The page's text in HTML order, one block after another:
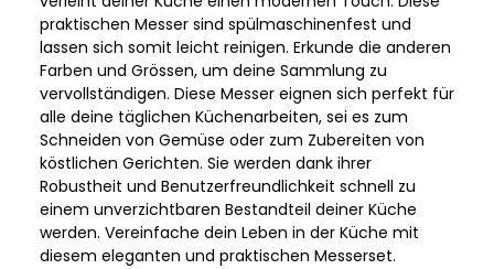
praktischen Messer sind spülmaschinenfest und
lassen sich somit leicht reinigen. Erkunde die anderen
Farben und Grössen, um deine Sammlung zu
vervollständigen. Diese Messer eignen sich perfekt für
alle deine täglichen Küchenarbeiten, sei es zum
Schneiden von Gemüse oder zum Zubereiten von
köstlichen Gerichten. Sie werden dank ihrer
Robustheit und Benutzerfreundlichkeit schnell zu
einem unverzichtbaren Bestandteil deiner Küche
werden. Vereinfache dein Leben in der Küche mit
diesem eleganten und praktischen Messerset.